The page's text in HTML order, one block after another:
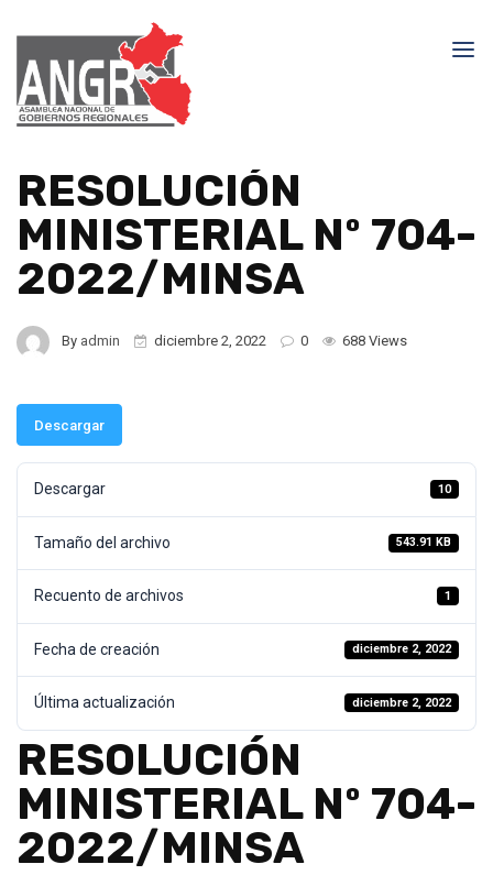
RESOLUCIÓN
MINISTERIAL Nº 704-
2022/MINSA
By admin diciembre 2, 2022 0 688 Views
Descargar
Descargar 10
Tamaño del archivo 543.91 KB
Recuento de archivos 1
Fecha de creación diciembre 2, 2022
Última actualización diciembre 2, 2022
RESOLUCIÓN
MINISTERIAL Nº 704-
2022/MINSA